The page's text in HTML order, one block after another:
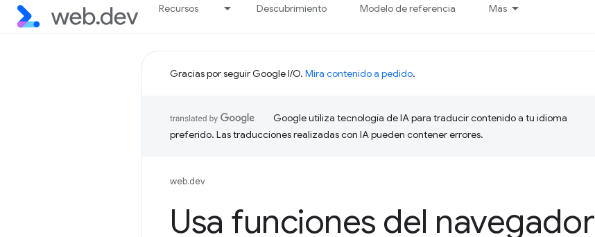
Recursos Descubrimiento Modelo de referencia Más
Gracias por seguir Google I/O. Mira contenido a pedido.
Google utiliza tecnología de IA para traducir contenido a tu idioma
preferido. Las traducciones realizadas con IA pueden contener errores.
web.dev
Usa funciones del navegador